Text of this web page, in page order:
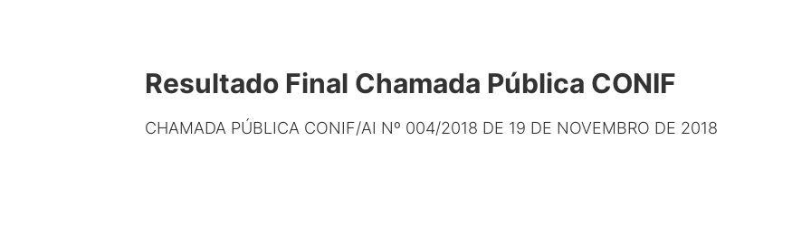
Resultado Final Chamada Pública CONIF
CHAMADA PÚBLICA CONIF/AI Nº 004/2018 DE 19 DE NOVEMBRO DE 2018